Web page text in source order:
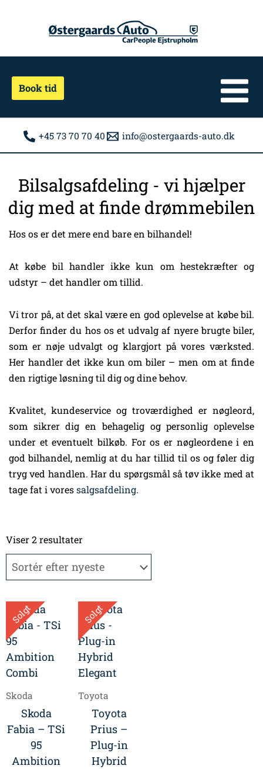
Book tid
+45 73 70 70 40 info@ostergaards-auto.dk
Bilsalgsafdeling - vi hjælper
dig med at finde drømmebilen
Hos os er det mere end bare en bilhandel!
At købe bil handler ikke kun om hestekræfter og
udstyr – det handler om tillid.
Vi tror på, at det skal være en god oplevelse at købe bil.
Derfor finder du hos os et udvalg af nyere brugte biler,
som er nøje udvalgt og klargjort på vores værksted.
Her handler det ikke kun om biler – men om at finde
den rigtige løsning til dig og dine behov.
Kvalitet, kundeservice og troværdighed er nøgleord,
som sikrer dig en behagelig og personlig oplevelse
under et eventuelt bilkøb. For os er nøgleordene i en
god bilhandel, nemlig at du har tillid til os og føler dig
tryg ved handlen. Har du spørgsmål så tøv ikke med at
tage fat i voressalgsafdeling.
Viser 2 resultaterefter
Solgt
Skoda
Skoda
Fabia – TSi
95
Ambition
Solgt
Toyota
Toyota
Prius –
Plug-in
Hybrid